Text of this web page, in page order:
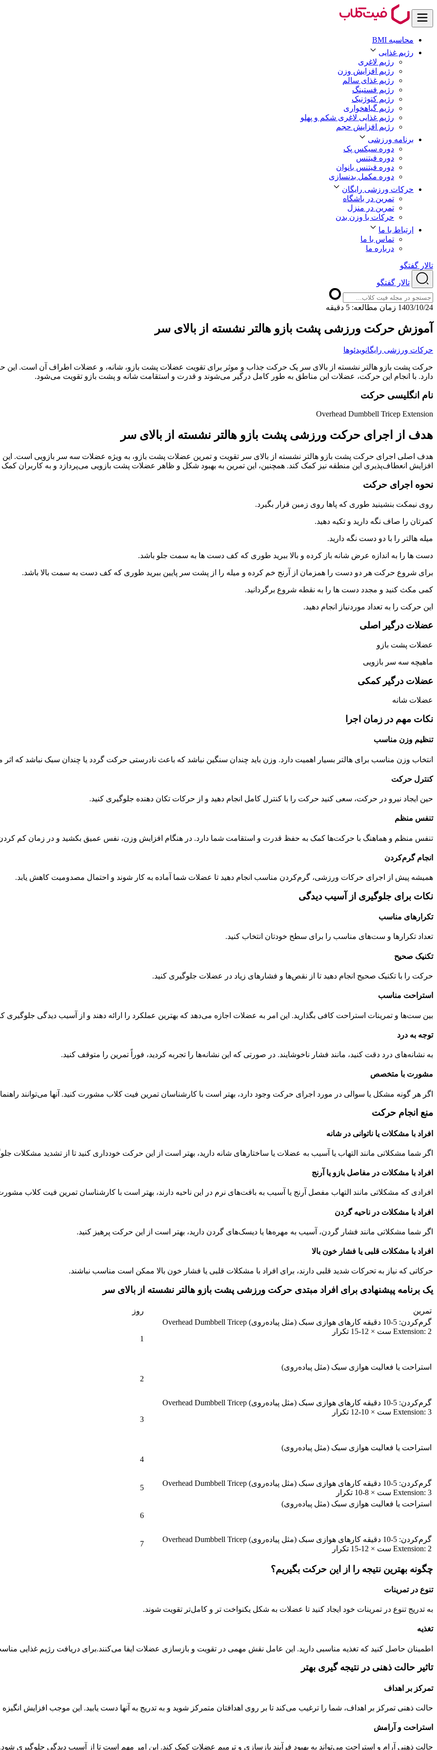
محاسبه BMI
رژیم غذایی
رژیم لاغری
رژیم افزایش وزن
رژیم غذای سالم
رژیم فستینگ
رژیم کتوژنیک
رژیم گیاهخواری
رژیم غذایی لاغری شکم و پهلو
رژیم افزایش حجم
برنامه ورزشی
دوره سیکس پک
دوره فیتنس
دوره فیتنس بانوان
دوره مکمل بدنسازی
حرکات ورزشی رایگان
تمرین در باشگاه
تمرین در منزل
حرکات با وزن بدن
ارتباط با ما
تماس با ما
درباره ما
تالار گفتگو
تالار گفتگو
1403/10/24 ﺯﻣﺎﻥ ﻣﻄﺎﻟﻌﻪ: 5 دقیقه
آموزش حرکت ورزشی پشت بازو هالتر نشسته از بالای سر
حرکات ورزشی رایگانویدئوها
حرکت پشت بازو هالتر نشسته از بالای سر یک حرکت جذاب و موثر برای تقویت عضلات پشت بازو، شانه، و عضلات اطراف آن است. این
دارد. با انجام این حرکت، عضلات این مناطق به طور کامل درگیر می‌شوند و قدرت و استقامت شانه و پشت بازو تقویت می‌شود.
نام انگلیسی حرکت
Overhead Dumbbell Tricep Extension
هدف از اجرای حرکت ورزشی پشت بازو هالتر نشسته از بالای سر
هدف اصلی اجرای حرکت پشت بازو هالتر نشسته از بالای سر تقویت و تمرین عضلات پشت بازو، به ویژه عضلات سه سر بازویی است.
افزایش انعطاف‌پذیری این منطقه نیز کمک کند. همچنین، این تمرین به بهبود شکل و ظاهر عضلات پشت بازویی می‌پردازد و به کاربران
نحوه اجرای حرکت
روی نیمکت بنشینید طوری که پاها روی زمین قرار بگیرد.
کمرتان را صاف نگه دارید و تکیه دهید.
میله هالتر را با دو دست نگه دارید.
دست ها را به اندازه عرض شانه باز کرده و بالا ببرید طوری که کف دست ها به سمت جلو باشد.
برای شروع حرکت هر دو دست را همزمان از آرنج خم کرده و میله را از پشت سر پایین ببرید طوری که کف دست به سمت بالا باشد.
کمی مکث کنید و مجدد دست ها را به نقطه شروع برگردانید.
این حرکت را به تعداد موردنیاز انجام دهید.
عضلات درگیر اصلی
عضلات پشت بازو
ماهیچه سه سر بازویی
عضلات درگیر کمکی
عضلات شانه
نکات مهم در زمان اجرا
تنظیم وزن مناسب
انتخاب وزن مناسب برای هالتر بسیار اهمیت دارد. وزن باید چندان سنگین نباشد که باعث نادرستی حرکت گردد یا چندان سبک نباشد که
کنترل حرکت
حین ایجاد نیرو در حرکت، سعی کنید حرکت را با کنترل کامل انجام دهید و از حرکات تکان دهنده جلوگیری کنید.
تنفس منظم
تنفس منظم و هماهنگ با حرکت‌ها کمک به حفظ قدرت و استقامت شما دارد. در هنگام افزایش وزن، نفس عمیق بکشید و در زمان کم
انجام گرم‌کردن
همیشه پیش از اجرای حرکات ورزشی، گرم‌کردن مناسب انجام دهید تا عضلات شما آماده به کار شوند و احتمال مصدومیت کاهش یابد.
نکات برای جلوگیری از آسیب دیدگی
تکرارهای مناسب
تعداد تکرارها و ست‌های مناسب را برای سطح خودتان انتخاب کنید.
تکنیک صحیح
حرکت را با تکنیک صحیح انجام دهید تا از نقص‌ها و فشار‌های زیاد در عضلات جلوگیری کنید.
استراحت مناسب
بین ست‌ها و تمرینات استراحت کافی بگذارید. این امر به عضلات اجازه می‌دهد که بهترین عملکرد را ارائه دهند و از آسیب دیدگی جلوگیری
توجه به درد
به نشانه‌های درد دقت کنید، مانند فشار ناخوشایند. در صورتی که این نشانه‌ها را تجربه کردید، فوراً تمرین را متوقف کنید.
مشورت با متخصص
اگر هر گونه مشکل یا سوالی در مورد اجرای حرکت وجود دارد، بهتر است با کارشناسان تمرین فیت کلاب مشورت کنید. آنها می‌توانند
منع انجام حرکت
افراد با مشکلات یا ناتوانی در شانه
اگر شما مشکلاتی مانند التهاب یا آسیب به عضلات یا ساختارهای شانه دارید، بهتر است از این حرکت خودداری کنید تا از تشدید مشکلات
افراد با مشکلات در مفاصل بازو یا آرنج
افرادی که مشکلاتی مانند التهاب مفصل آرنج یا آسیب به بافت‌های نرم در این ناحیه دارند، بهتر است با کارشناسان تمرین فیت کلاب
افراد با مشکلات در ناحیه گردن
اگر شما مشکلاتی مانند فشار گردن، آسیب به مهره‌ها یا دیسک‌های گردن دارید، بهتر است از این حرکت پرهیز کنید.
افراد با مشکلات قلبی یا فشار خون بالا
حرکاتی که نیاز به تحرکات شدید قلبی دارند، برای افراد با مشکلات قلبی یا فشار خون بالا ممکن است مناسب نباشند.
یک برنامه پیشنهادی برای افراد مبتدی حرکت ورزشی پشت بازو هالتر نشسته از بالای سر
تمرین
روز
گرم‌کردن: 5-10 دقیقه کارهای هوازی سبک (مثل پیاده‌روی) Overhead Dumbbell Tricep
Extension: 2 ست × 12-15 تکرار
1
استراحت یا فعالیت هوازی سبک (مثل پیاده‌روی)
2
گرم‌کردن: 5-10 دقیقه کارهای هوازی سبک (مثل پیاده‌روی) Overhead Dumbbell Tricep
Extension: 3 ست × 10-12 تکرار
3
استراحت یا فعالیت هوازی سبک (مثل پیاده‌روی)
4
گرم‌کردن: 5-10 دقیقه کارهای هوازی سبک (مثل پیاده‌روی) Overhead Dumbbell Tricep
Extension: 3 ست × 8-10 تکرار
5
استراحت یا فعالیت هوازی سبک (مثل پیاده‌روی)
6
گرم‌کردن: 5-10 دقیقه کارهای هوازی سبک (مثل پیاده‌روی) Overhead Dumbbell Tricep
Extension: 2 ست × 12-15 تکرار
7
چگونه بهترین نتیجه را از این حرکت بگیریم؟
تنوع در تمرینات
به تدریج تنوع در تمرینات خود ایجاد کنید تا عضلات به شکل یکنواخت تر و کامل‌تر تقویت شوند.
تغذیه
اطمینان حاصل کنید که تغذیه مناسبی دارید. این عامل نقش مهمی در تقویت و بازسازی عضلات ایفا می‌کنند.برای دریافت رژیم غذایی
تاثیر حالت ذهنی در نتیجه گیری بهتر
تمرکز بر اهداف
حالت ذهنی تمرکز بر اهداف، شما را ترغیب می‌کند تا بر روی اهدافتان متمرکز شوید و به تدریج به آنها دست یابید. این موجب افزایش
استراحت و آرامش
حالت ذهنی آرام و استراحت می‌تواند به بهبود فرآیند بازسازی و ترمیم عضلات کمک کند. این امر مهم است تا از آسیب دیدگی جلوگیری